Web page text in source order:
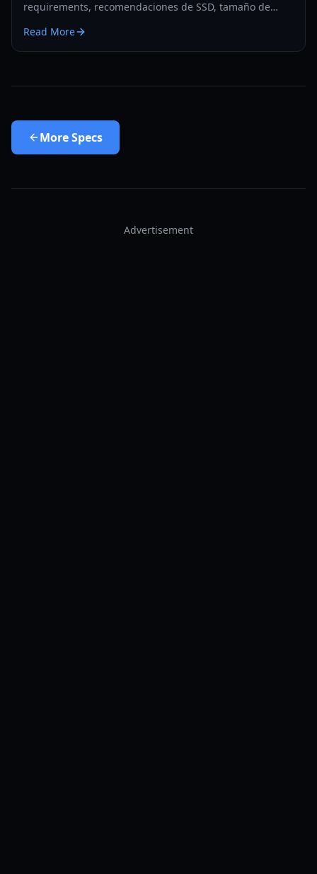
requirements, recomendaciones de SSD, tamaño de
almacenamiento de tu PC o Xbox en 2026.
Read More
MoreSpecs
Advertisement